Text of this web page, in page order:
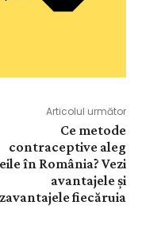
Articolul următor
Ce metode
contraceptive aleg
în România? Vezi
avantajele și
fiecăruia